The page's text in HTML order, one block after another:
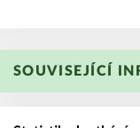
SOUVISEJÍCÍ